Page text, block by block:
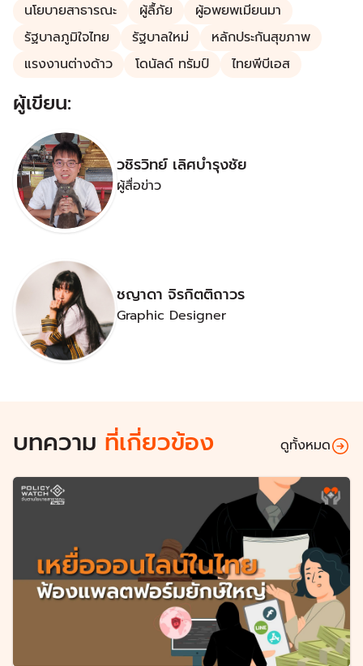
นโยบายสาธารณะ
ผู้ลื้ภัย
ผู้อพยพเมียนมา
รัฐบาลภูมิใจไทย
รัฐบาลใหม่
หลักประกันสุขภาพ
แรงงานต่างด้าว
โดนัลด์ ทรัมป์ ไทยพีบีเอส
ผู้เขียน:
วชิรวิทย์ เลิศบำรุงชัย
ผู้สื่อข่าว
ชญาดา จิรกิตติถาวร
Graphic Designer
บทความ ที่เกี่ยวข้อง ดูทั้งหมด